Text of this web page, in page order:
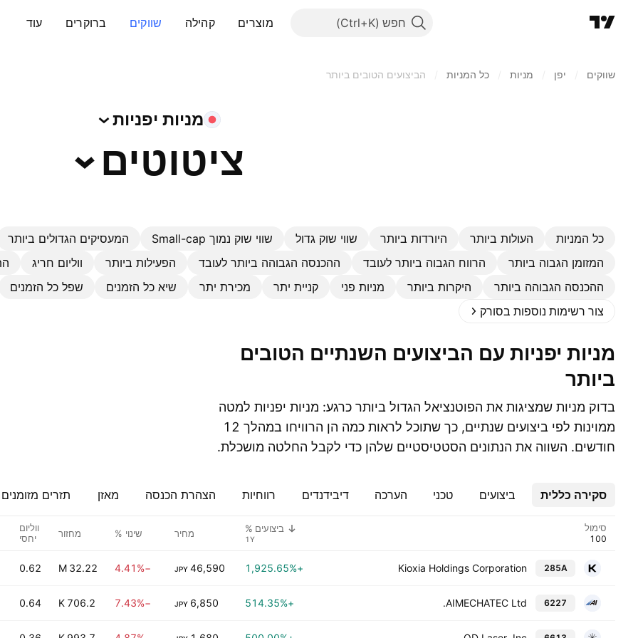
חפש מוצרים קהילה שווקים ברוקרים עוד
שווקים יפן‏ מניות‏ כל המניות הביצועים הטובים ביותר
מניות יפניות
ציטוטים
כל המניות העולות ביותר היורדות ביותר שווי שוק גדול שווי שוק נמוך Small-cap המעסיקים הגדולים ביותר
המזומן הגבוה ביותר
הרווח הגבוה ביותר לעובד ההכנסה הגבוהה ביותר לעובד הפעילות ביותר ווליום חריג
ההכנסה הגבוהה ביותר
היקרות ביותר מניות פני קניית יתר מכירת יתר שיא כל הזמנים שפל כל הזמנים
צור רשימות נוספות בסורק
מניות יפניות עם הביצועים השנתיים הטובים
ביותר
בדוק מניות שמציגות את הפוטנציאל הגדול ביותר כרגע: מניות יפניות למטה
ממוינות לפי ביצועים שנתיים, כך שתוכל לראות כמה הן הרוויחו במהלך 12
חודשים. השווה את הנתונים הסטטיסטיים שלהן כדי לקבל החלטה מושכלת.
סקירה כללית ביצועים טכני הערכה דיבידנדים רווחיות הצהרת הכנסה מאזן תזרים מזומנים
סימול ביצועים % מחיר שינוי % מחזור
ווליום
יחסי
285A
Kioxia Holdings Corporation
+1,925.65%
46,590
JPY
−4.41%
32.22 M
0.62
6227
AIMECHATEC Ltd.
+514.35%
6,850
JPY
−7.43%
706.2 K
0.64